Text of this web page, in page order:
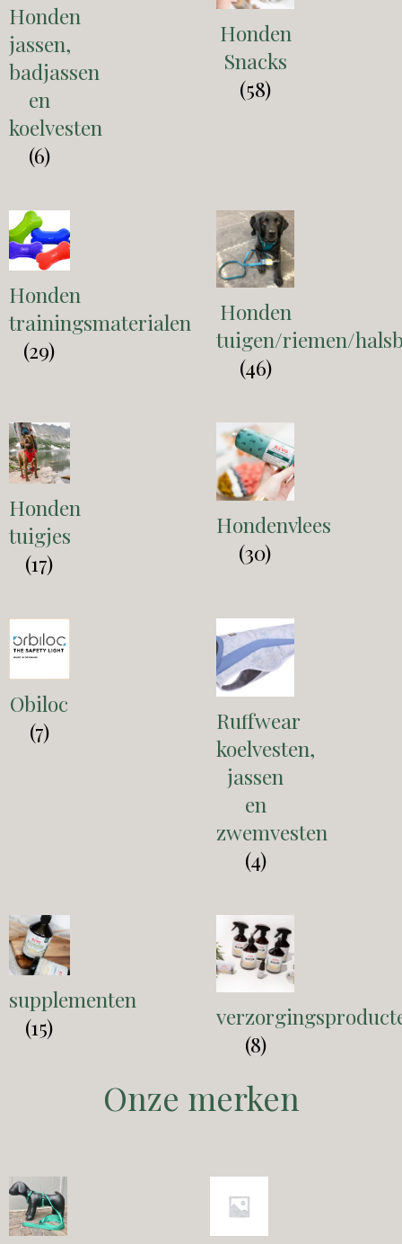
Honden
jassen,
badjassen
en
koelvesten
(6)
Honden
Snacks
(58)
Honden
trainingsmaterialen
(29)
Honden
tuigen/riemen/
(46)
Honden
tuigjes
(17)
Hondenvlees
(30)
Obiloc
(7)
Ruffwear
koelvesten,
jassen
en
zwemvesten
(4)
supplementen
(15)
(8)
Onze merken